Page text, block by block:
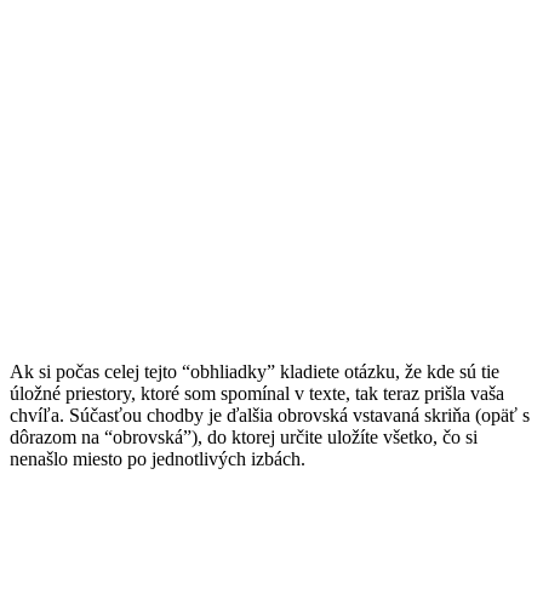
Ak si počas celej tejto “obhliadky” kladiete otázku, že kde sú tie
úložné priestory, ktoré som spomínal v texte, tak teraz prišla vaša
chvíľa. Súčasťou chodby je ďalšia obrovská vstavaná skriňa (opäť s
dôrazom na “obrovská”), do ktorej určite uložíte všetko, čo si
nenašlo miesto po jednotlivých izbách.